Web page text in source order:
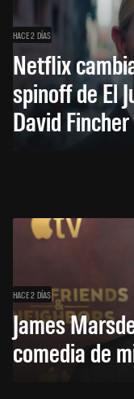
HACE 2 DÍAS
Netflix
spinoff de El
David Fincher
HACE 2 DÍAS
James
comedia de